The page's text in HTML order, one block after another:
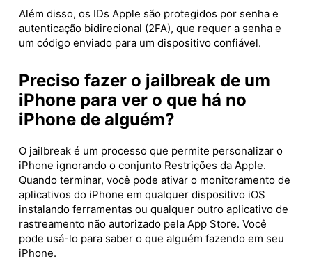
Além disso, os IDs Apple são protegidos por senha e
autenticação bidirecional (2FA), que requer a senha e
um código enviado para um dispositivo confiável.
Preciso fazer o jailbreak de um
iPhone para ver o que há no
iPhone de alguém?
O jailbreak é um processo que permite personalizar o
iPhone ignorando o conjunto Restrições da Apple.
Quando terminar, você pode ativar o monitoramento de
aplicativos do iPhone em qualquer dispositivo iOS
instalando ferramentas ou qualquer outro aplicativo de
rastreamento não autorizado pela App Store. Você
pode usá-lo para saber o que alguém fazendo em seu
iPhone.